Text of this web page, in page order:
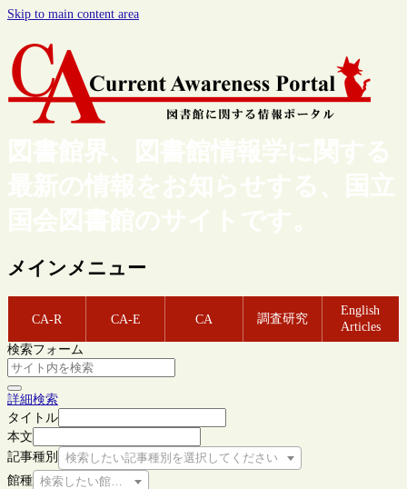
Skip to main content area
図書館界、図書館情報学に関する
最新の情報をお知らせする、国立
国会図書館のサイトです。
メインメニュー
CA-R CA-E CA 調査研究
English
Articles
検索フォーム
詳細検索
タイトル
本文
記事種別
検索したい記事種別を選択してください
館種 検索したい館種を選択してください